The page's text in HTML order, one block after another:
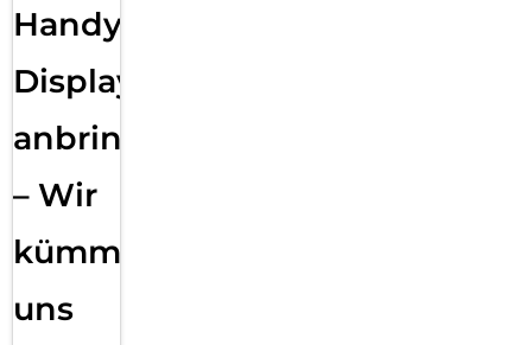
Handy
Displayfolie
anbringen
– Wir
kümmern
uns